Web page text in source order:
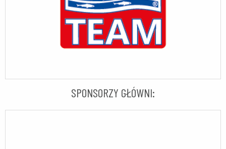
SPONSORZY GŁÓWNI: